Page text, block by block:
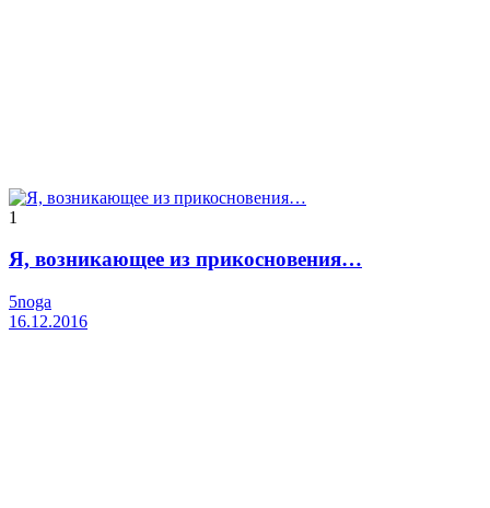
1
Я, возникающее из прикосновения…
5noga
16.12.2016